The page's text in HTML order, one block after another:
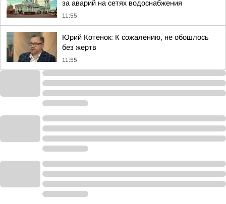
за аварий на сетях водоснабжения
11:55
Юрий Котенок: К сожалению, не обошлось
без жертв
11:55